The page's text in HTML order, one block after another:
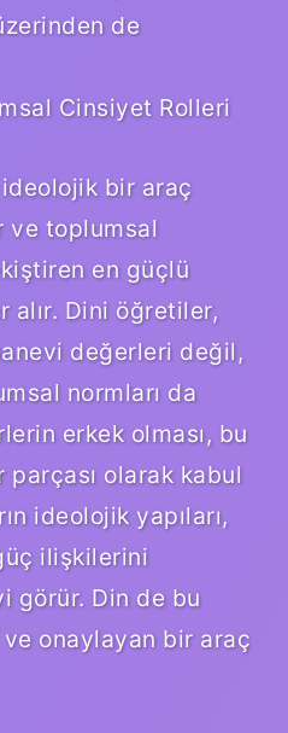
de
Cinsiyet Rolleri
bir araç
ve toplumsal
en güçlü
alır. Dini öğretiler,
değerleri değil,
normları da
erkek olması, bu
parçası olarak kabul
ideolojik yapıları,
ilişkilerini
görür. Din de bu
ve onaylayan bir araç